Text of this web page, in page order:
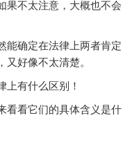
果不太注意，大概也不会
能确定在法律上两者肯定
好像不太清楚。
上有什么区别！
看看它们的具体含义是什